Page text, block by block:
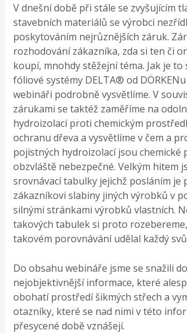
V dnešní době při stále se zvyšujícím
stavebních materiálů se výrobci
poskytováním nejrůznějších záruk.
rozhodování zákazníka, zda si ten či
koupí, mnohdy stěžejní téma. Jak je to
fóliové systémy DELTA® od
webináři podrobně vysvětlíme. V
zárukami se taktéž zaměříme na
hydroizolací proti chemickým
ochranu dřeva a vysvětlíme v čem a
pojistných hydroizolací jsou chemické
obzvláště nebezpečné. Velkým hitem
srovnávací tabulky jejichž posláním je
zákazníkovi slabiny jiných výrobků v
silnými stránkami výrobků vlastních.
takových tabulek si proto
takovém porovnávání udělal každý
Do obsahu webináře jsme se snažili
nejobjektivnější informace, které
obohatí prostředí šikmých střech a
otazníky, které se nad nimi v této
přesycené době vznášejí.